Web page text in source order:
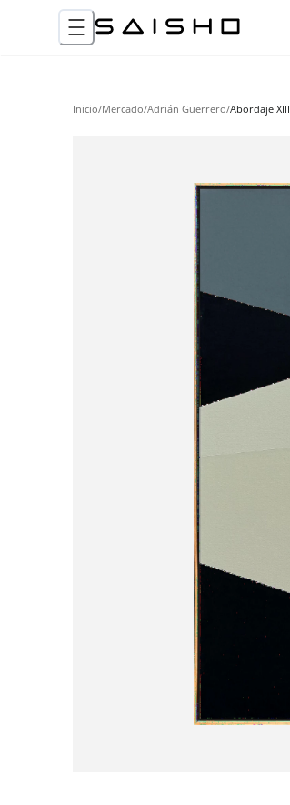
Inicio/Mercado/Adrián Guerrero/Abordaje XIII